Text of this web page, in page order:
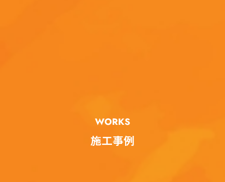
WORKS
施工事例